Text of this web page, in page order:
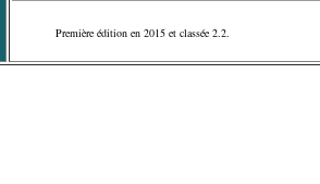
Première édition en 2015 et classée 2.2.